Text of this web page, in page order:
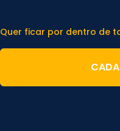
Quer ficar por dentro de